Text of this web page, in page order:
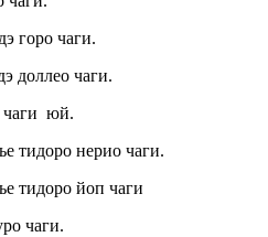
горо чаги.
доллео чаги.
чаги юй.
тидоро нерио чаги.
тидоро йоп чаги
чаги.